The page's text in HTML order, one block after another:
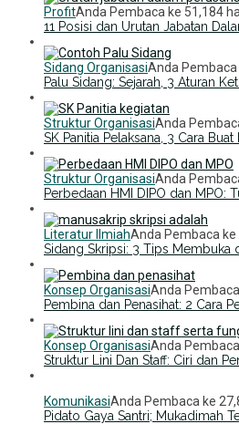
ProfitAnda Pembaca ke 51,184
11 Posisi dan Urutan Jabatan
Sidang OrganisasiAnda Pembaca
Palu Sidang: Sejarah, 3 Aturan
Struktur OrganisasiAnda
SK Panitia Pelaksana, 3 Cara Buat
Struktur OrganisasiAnda
Perbedaan HMI DIPO dan MPO:
Literatur IlmiahAnda Pembaca ke
Sidang Skripsi: 3 Tips Membuka
Konsep OrganisasiAnda
Pembina dan Penasihat: 2 Cara
Konsep OrganisasiAnda
Struktur Lini Dan Staff: Ciri dan
KomunikasiAnda Pembaca ke
Pidato Gaya Santri; Mukadimah